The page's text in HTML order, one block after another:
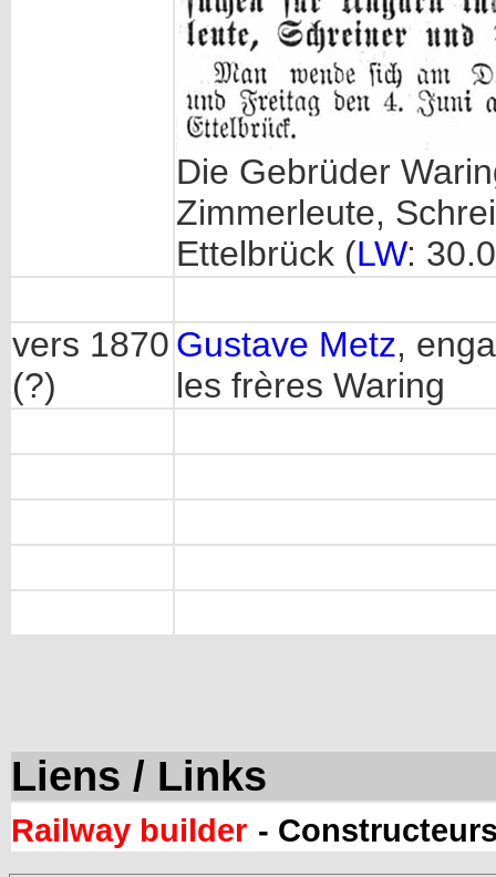
Die Gebrüder
Zimmerleute,
Ettelbrück (LW:
vers 1870
(?)
Gustave Metz,
les frères Waring
Liens / Links
Railway builder -